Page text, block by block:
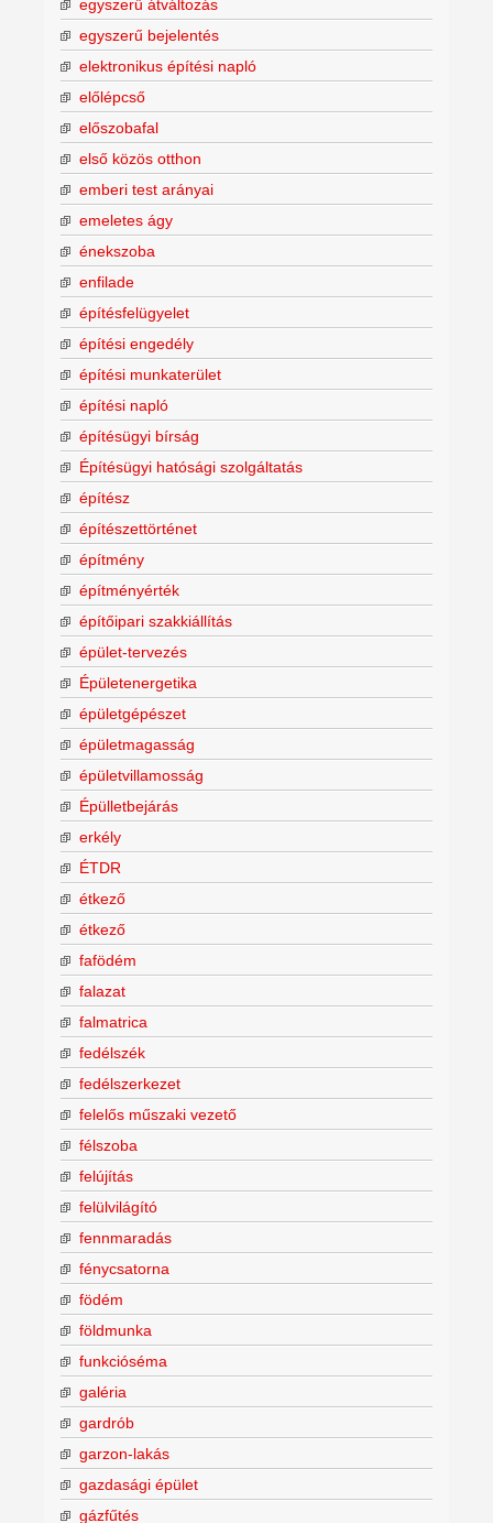
egyszerű átváltozás
egyszerű bejelentés
elektronikus építési napló
előlépcső
előszobafal
első közös otthon
emberi test arányai
emeletes ágy
énekszoba
enfilade
építésfelügyelet
építési engedély
építési munkaterület
építési napló
építésügyi bírság
Építésügyi hatósági szolgáltatás
építész
építészettörténet
építmény
építményérték
építőipari szakkiállítás
épület-tervezés
Épületenergetika
épületgépészet
épületmagasság
épületvillamosság
Épülletbejárás
erkély
ÉTDR
étkező
étkező
fafödém
falazat
falmatrica
fedélszék
fedélszerkezet
felelős műszaki vezető
félszoba
felújítás
felülvilágító
fennmaradás
fénycsatorna
födém
földmunka
funkcióséma
galéria
gardrób
garzon-lakás
gazdasági épület
gázfűtés